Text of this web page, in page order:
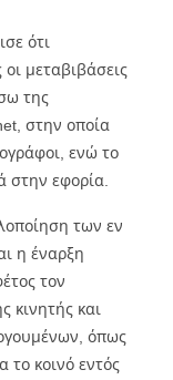
ότι
μεταβιβάσεις
της
στην οποία
ενώ το
στην εφορία.
των εν
η έναρξη
τον
κινητής και
όπως
το κοινό εντός